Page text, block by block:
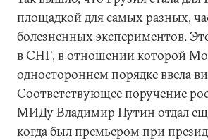
площадкой для самых разных,
болезненных экспериментов.
в СНГ, в отношении которой
одностороннем порядке ввела
Соответствующее поручение
МИДу Владимир Путин отдал
когда был премьером при